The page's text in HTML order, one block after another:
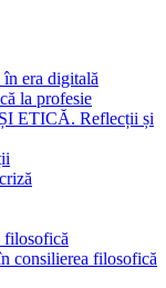
era digitală
la profesie
ETICĂ. Reflecții și
filosofică
consilierea filosofică